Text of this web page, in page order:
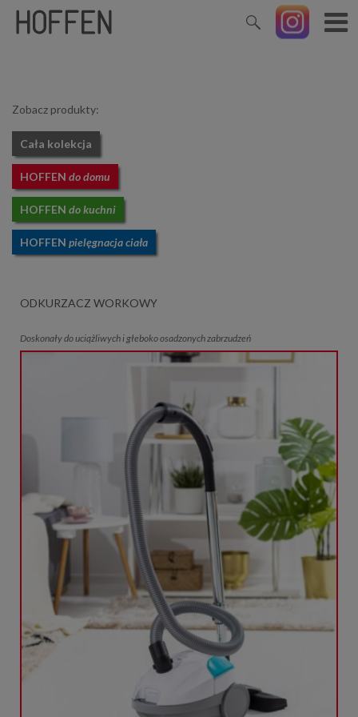
Zobacz produkty:
Cała kolekcja
HOFFEN do domu
HOFFEN do kuchni
HOFFEN pielęgnacja ciała
ODKURZACZ WORKOWY
Doskonały do uciążliwych i głeboko osadzonych zabrzudzeń